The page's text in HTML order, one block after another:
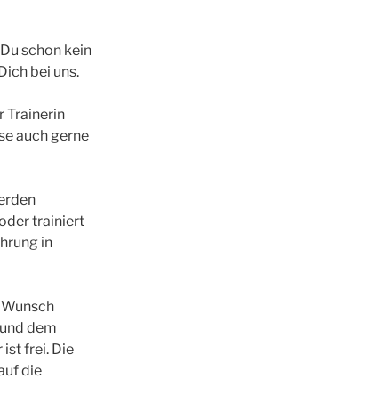
schon kein
bei uns.
Trainerin
auch gerne
trainiert
in
dem
ist frei. Die
die